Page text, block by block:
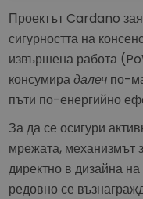
Проектът Cardano
сигурността на
извършена работа
консумирадалеч по-
пъти по-енергийно
За да се осигури
мрежата, механизмът
директно в дизайна
редовно се